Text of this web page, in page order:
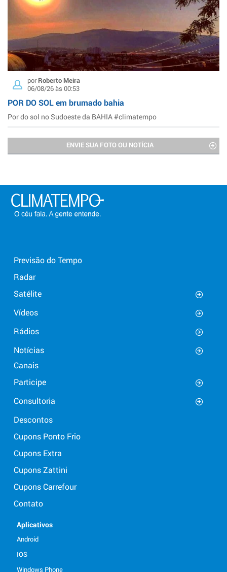
porRoberto Meira
06/08/26 às 00:53
POR DO SOL em brumado bahia
Por do sol no Sudoeste da BAHIA #climatempo
ENVIE SUA FOTO OU NOTÍCIA
Previsão do Tempo
Radar
Satélite
Vídeos
Rádios
Notícias
Canais
Participe
Consultoria
Descontos
Cupons Ponto Frio
Cupons Extra
Cupons Zattini
Cupons Carrefour
Contato
Aplicativos
Android
IOS
Windows Phone